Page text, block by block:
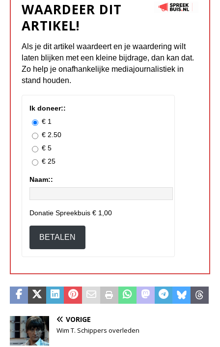
WAARDEER DIT
ARTIKEL!
Als je dit artikel waardeert en je waardering wilt
laten blijken met een kleine bijdrage, dan kan dat.
Zo help je onafhankelijke mediajournalistiek in
stand houden.
Ik doneer::
€ 1
€ 2.50
€ 5
€ 25
Naam::
Donatie Spreekbuis € 1,00
BETALEN
VORIGE
Wim T. Schippers overleden